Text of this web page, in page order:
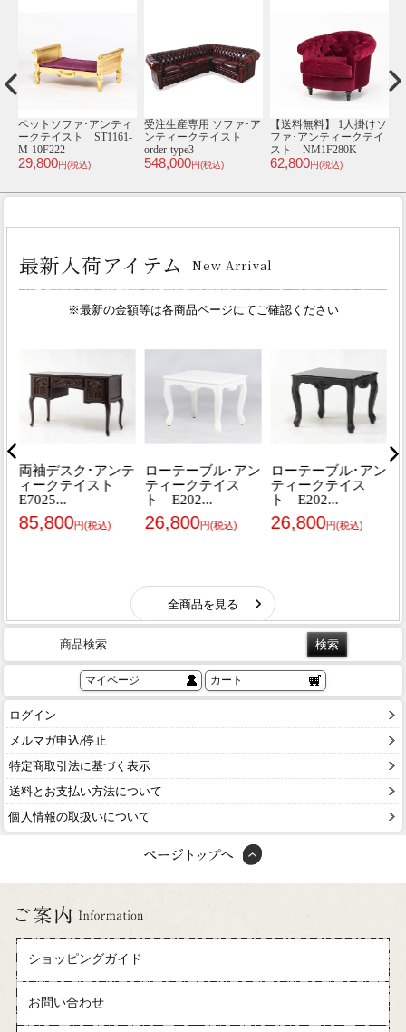
ペットソファ･アンティ
ークテイスト ST1161-
M-10F222
29,800円(税込)
受注生産専用 ソファ･ア
ンティークテイスト
order-type3
548,000円(税込)
【送料無料】 1人掛けソ
ファ･アンティークテイ
スト NM1F280K
62,800円(税込)
商品検索
マイページ カート
ログイン
メルマガ申込/停止
特定商取引法に基づく表示
送料とお支払い方法について
個人情報の取扱いについて
ショッピングガイド
お問い合わせ